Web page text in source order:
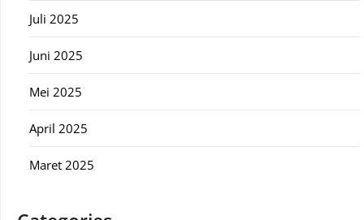
Juli 2025
Juni 2025
Mei 2025
April 2025
Maret 2025